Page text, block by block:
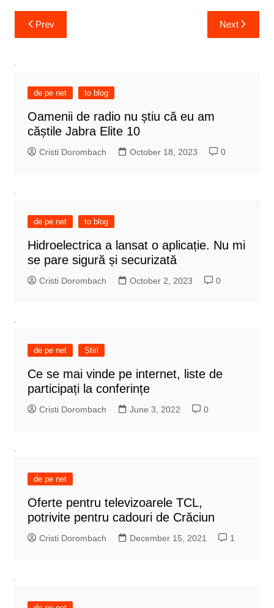
Post
navigation
Prev Next
de pe net to blog
Oamenii de radio nu știu că eu am
căștile Jabra Elite 10
Cristi Dorombach October 18, 2023 0
de pe net to blog
Hidroelectrica a lansat o aplicație. Nu mi
se pare sigură și securizată
Cristi Dorombach October 2, 2023 0
de pe net Știri
Ce se mai vinde pe internet, liste de
participați la conferințe
Cristi Dorombach June 3, 2022 0
de pe net
Oferte pentru televizoarele TCL,
potrivite pentru cadouri de Crăciun
Cristi Dorombach December 15, 2021 1